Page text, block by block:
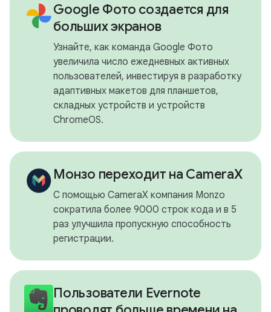
Google Фото создается для
больших экранов
Узнайте, как команда Google Фото
увеличила число ежедневных активных
пользователей, инвестируя в разработку
адаптивных макетов для планшетов,
складных устройств и устройств
ChromeOS.
Монзо переходит на CameraX
С помощью CameraX компания Monzo
сократила более 9000 строк кода и в 5
раз улучшила пропускную способность
регистрации.
Пользователи Evernote